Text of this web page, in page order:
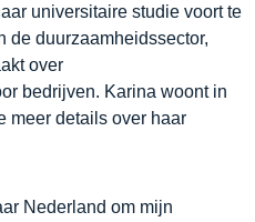
universitaire studie voort te
de duurzaamheidssector,
over
bedrijven. Karina woont in
meer details over haar
Nederland om mijn